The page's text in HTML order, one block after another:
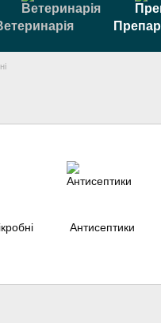
Антисептики